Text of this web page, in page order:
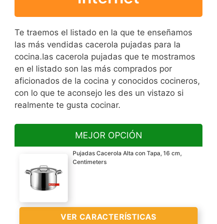
Te traemos el listado en la que te enseñamos
las más vendidas cacerola pujadas para la
cocina.las cacerola pujadas que te mostramos
en el listado son las más comprados por
aficionados de la cocina y conocidos cocineros,
con lo que te aconsejo les des un vistazo si
realmente te gusta cocinar.
MEJOR OPCIÓN
Pujadas Cacerola Alta con Tapa, 16 cm,
Centimeters
VER CARACTERÍSTICAS